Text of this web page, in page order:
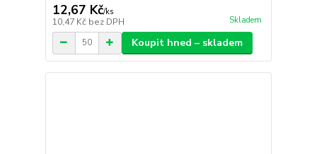
12,67 Kč/ks
10,47 Kč bez DPH Skladem
Koupit hned – skladem